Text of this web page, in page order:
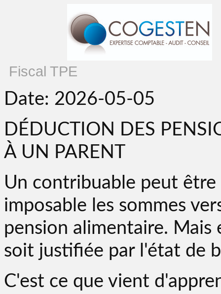
Fiscal TPE
Date: 2026-05-05
DÉDUCTION DES
À UN PARENT
Un contribuable peut
imposable les sommes
pension alimentaire.
soit justifiée par l'état de
C'est ce que vient